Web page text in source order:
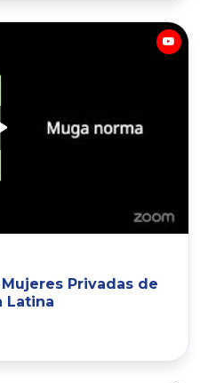
Privadas de
Latina